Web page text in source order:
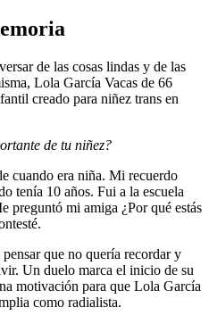
de las cosas lindas y de las
Lola García Vacas de 66
creado para niñez trans en
de tu niñez?
cuando era niña. Mi recuerdo
tenía 10 años. Fui a la escuela
preguntó mi amiga ¿Por qué estás
que no quería recordar y
Un duelo marca el inicio de su
motivación para que Lola García
como radialista.